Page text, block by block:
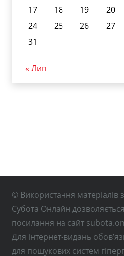
17
18 19 20
24
25 26 27
31
« Лип
© Використання матеріалів
Субота Онлайн
посилання на сайт
Для інтернет-видань
для пошукових систем